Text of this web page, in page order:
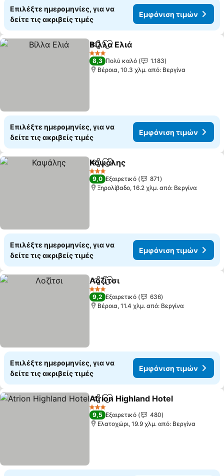
Επιλέξτε ημερομηνίες, για να
δείτε τις ακριβείς τιμές
Εμφάνιση τιμών
Κοινοποίηση
Προσθήκη στα αγαπημένα
Βίλλα Ελιά
3 Αστέρια
8,3 Πολύ καλό
1.183
Βέροια, 10.3 χλμ. από: Βεργίνα
Επιλέξτε ημερομηνίες, για να
δείτε τις ακριβείς τιμές
Εμφάνιση τιμών
Κοινοποίηση
Προσθήκη στα αγαπημένα
Καψάλης
3 Αστέρια
9,0 Εξαιρετικό
871
Ξηρολίβαδο, 16.2 χλμ. από: Βεργίνα
Επιλέξτε ημερομηνίες, για να
δείτε τις ακριβείς τιμές
Εμφάνιση τιμών
Κοινοποίηση
Προσθήκη στα αγαπημένα
Λοζίτσι
3 Αστέρια
9,2 Εξαιρετικό
636
Βέροια, 11.4 χλμ. από: Βεργίνα
Επιλέξτε ημερομηνίες, για να
δείτε τις ακριβείς τιμές
Εμφάνιση τιμών
Κοινοποίηση
Προσθήκη στα αγαπημένα
Atrion Highland Hotel
3 Αστέρια
9,5 Εξαιρετικό
480
Ελατοχώρι, 19.9 χλμ. από: Βεργίνα